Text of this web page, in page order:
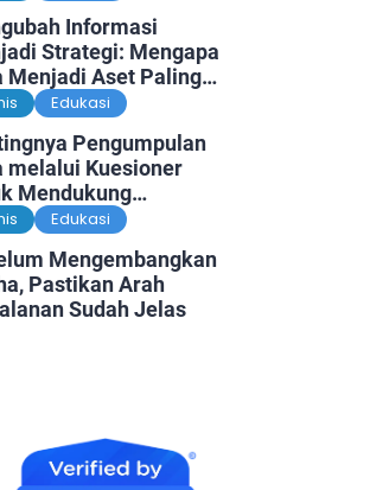
Informasi
Strategi: Mengapa
Menjadi Aset Paling
di Era Digital
Edukasi
Pengumpulan
melalui Kuesioner
Mendukung
dan Pengambilan
Edukasi
Mengembangkan
Pastikan Arah
Sudah Jelas